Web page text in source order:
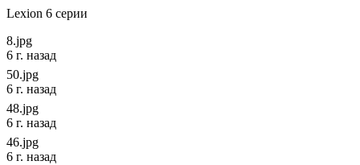
Lexion 6 серии
8.jpg
6 г. назад
50.jpg
6 г. назад
48.jpg
6 г. назад
46.jpg
6 г. назад